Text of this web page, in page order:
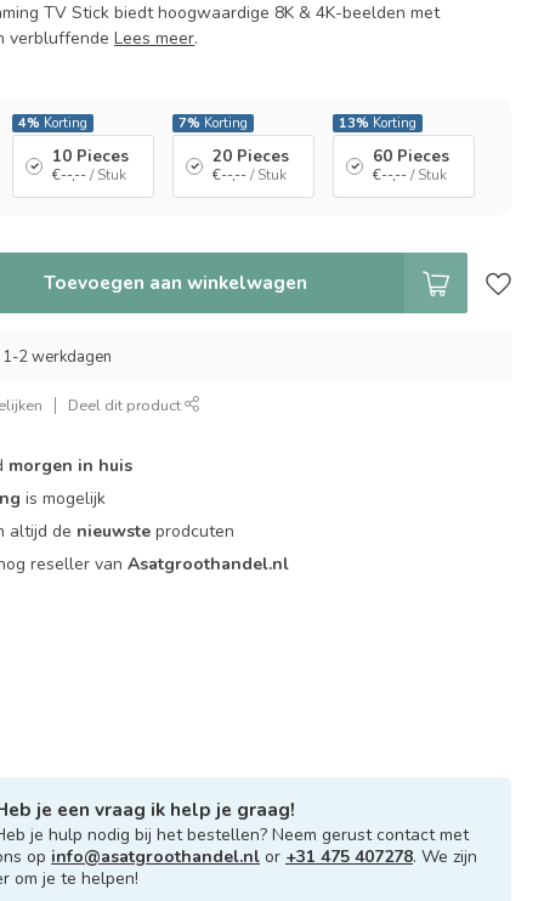
TV Stick biedt hoogwaardige 8K & 4K-beelden met
verbluffendeLees meer.
4% Korting
10 Pieces
€--,--/ Stuk
7% Korting
20 Pieces
€--,--/ Stuk
13% Korting
60 Pieces
€--,--/ Stuk
Toevoegen aan winkelwagen
2 werkdagen
Deel dit product
morgen in huis
is mogelijk
altijd de nieuwste prodcuten
reseller vanAsatgroothandel.nl
je een vraag ik help je graag!
je hulp nodig bij het bestellen? Neem gerust contact met
op info@asatgroothandel.nl or +31 475 407278. We zijn
om je te helpen!